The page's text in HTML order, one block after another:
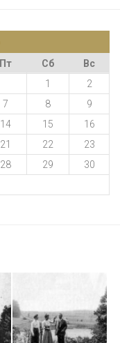
Пт Сб
Вс
1
2
7 8
9
14 15
16
21 22
23
28 29
30